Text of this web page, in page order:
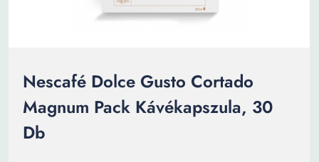
Nescafé Dolce Gusto Cortado
Magnum Pack Kávékapszula, 30
Db